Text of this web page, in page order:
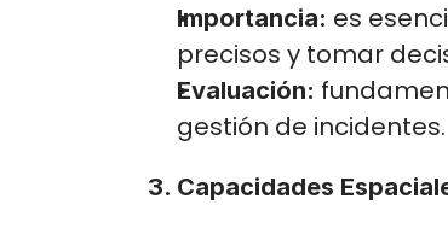
Importancia: es
precisos y tomar
Evaluación:
gestión de incidentes.
3. Capacidades